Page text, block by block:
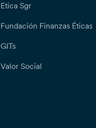
Etica Sgr
Fundación Finanzas Éticas
GITs
Valor Social